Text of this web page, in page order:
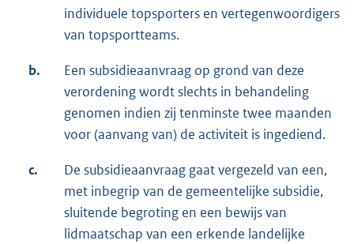
individuele topsporters en vertegenwoordigers
van topsportteams.
b.
Een subsidieaanvraag op grond van deze
verordening wordt slechts in behandeling
genomen indien zij tenminste twee maanden
voor (aanvang van) de activiteit is ingediend.
c.
De subsidieaanvraag gaat vergezeld van een,
met inbegrip van de gemeentelijke subsidie,
sluitende begroting en een bewijs van
lidmaatschap van een erkende landelijke